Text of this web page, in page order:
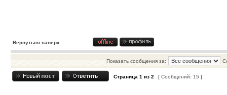
Вернуться наверх
Показать сообщения за:
Страница 1 из 2 [ Сообщений: 15 ]